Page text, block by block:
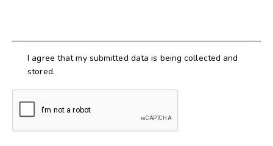
I agree that my submitted data is being collected and
stored.